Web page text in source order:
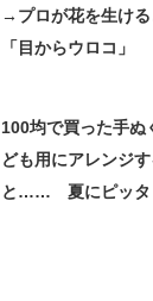
→プロが花を生け
「目からウロコ
100均で買った手
ども用にアレンジす
と…… 夏にピッタ